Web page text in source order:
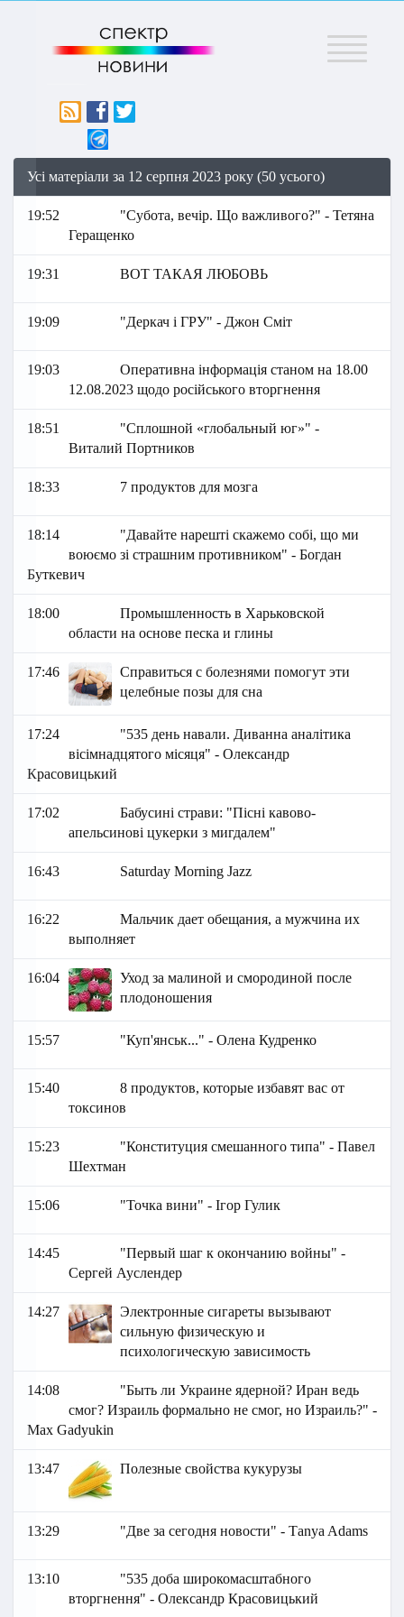
Меню
Усі матеріали за 12 серпня 2023 року (50 усього)
19:52
"Субота, вечір. Що важливого?" - Тетяна
Геращенко
19:31 ВОТ ТАКАЯ ЛЮБОВЬ
19:09 "Деркач і ГРУ" - Джон Сміт
19:03
Оперативна інформація станом на 18.00
12.08.2023 щодо російського вторгнення
18:51
"Сплошной «глобальный юг»" -
Виталий Портников
18:33 7 продуктов для мозга
18:14
"Давайте нарешті скажемо собі, що ми
воюємо зі страшним противником" - Богдан
Буткевич
18:00
Промышленность в Харьковской
области на основе песка и глины
17:46
Справиться с болезнями помогут эти
целебные позы для сна
17:24
"535 день навали. Диванна аналітика
вісімнадцятого місяця" - Олександр
Красовицький
17:02
Бабусині страви: "Пісні кавово-
апельсинові цукерки з мигдалем"
16:43 Saturday Morning Jazz
16:22
Мальчик дает обещания, а мужчина их
выполняет
16:04
Уход за малиной и смородиной после
плодоношения
15:57 "Куп'янськ..." - Олена Кудренко
15:40
8 продуктов, которые избавят вас от
токсинов
15:23
"Конституция смешанного типа" - Павел
Шехтман
15:06 "Точка вини" - Ігор Гулик
14:45
"Первый шаг к окончанию войны" -
Сергей Ауслендер
14:27
Электронные сигареты вызывают
сильную физическую и
психологическую зависимость
14:08
"Быть ли Украине ядерной? Иран ведь
смог? Израиль формально не смог, но Израиль?" -
Max Gadyukin
13:47 Полезные свойства кукурузы
13:29 "Две за сегодня новости" - Тanya Adams
13:10
"535 доба широкомасштабного
вторгнення" - Олександр Красовицький